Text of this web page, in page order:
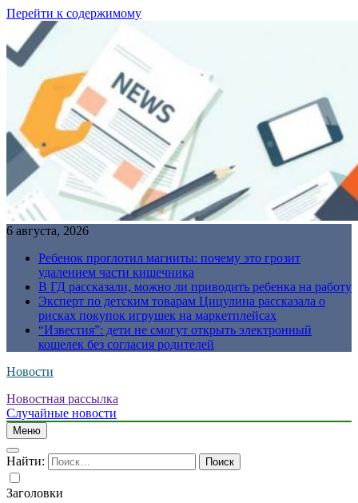
Перейти к содержимому
6 августа, 2026
Ребенок проглотил магниты: почему это грозит
удалением части кишечника
В ГД рассказали, можно ли приводить ребенка на работу
Эксперт по детским товарам Цицулина рассказала о
рисках покупок игрушек на маркетплейсах
“Известия”: дети не смогут открыть электронный
кошелек без согласия родителей
Новости
Новостная рассылка
Случайные новости
Меню
Найти:
Заголовки